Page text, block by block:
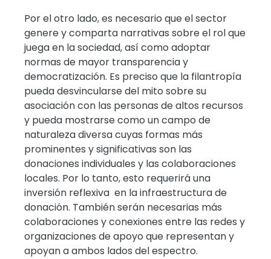
Por el otro lado, es necesario que el sector
genere y comparta narrativas sobre el rol que
juega en la sociedad, así como adoptar
normas de mayor transparencia y
democratización. Es preciso que la filantropía
pueda desvincularse del mito sobre su
asociación con las personas de altos recursos
y pueda mostrarse como un campo de
naturaleza diversa cuyas formas más
prominentes y significativas son las
donaciones individuales y las colaboraciones
locales. Por lo tanto, esto requerirá una
inversión reflexiva en la infraestructura de
donación. También serán necesarias más
colaboraciones y conexiones entre las redes y
organizaciones de apoyo que representan y
apoyan a ambos lados del espectro.